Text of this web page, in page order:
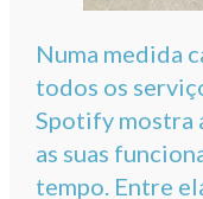
Numa medida
todos os
Spotify mostra
as suas
tempo. Entre